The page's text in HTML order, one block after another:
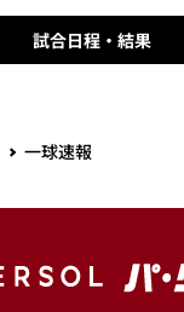
試合日程・結果
一球速報